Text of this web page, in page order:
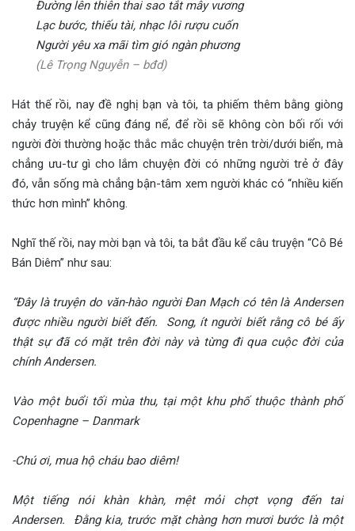
Đường lên thiên thai sao tắt mây vương
Lạc bước, thiếu tài, nhạc lôi rượu cuốn
Người yêu xa mãi tìm gió ngàn phương
(Lê Trọng Nguyễn – bđd)
Hát thế rồi, nay đề nghị bạn và tôi, ta phiếm thêm bằng giòng
chảy truyện kể cũng đáng nể, để rồi sẽ không còn bối rối với
người đời thường hoặc thắc mắc chuyện trên trời/dưới biển, mà
chẳng ưu-tư gì cho lắm chuyện đời có những người trẻ ở đây
đó, vẫn sống mà chẳng bận-tâm xem người khác có “nhiều kiến
thức hơn mình” không.
Nghĩ thế rồi, nay mời bạn và tôi, ta bắt đầu kể câu truyện “Cô Bé
Bán Diêm” như sau:
“Đây là truyện do văn-hào người Đan Mạch có tên là Andersen
được nhiều người biết đến. Song, ít người biết rằng cô bé ấy
thật sự đã có mặt trên đời này và từng đi qua cuộc đời của
chính Andersen.
Vào một buổi tối mùa thu, tại một khu phố thuộc thành phố
Copenhagne – Danmark
-Chú ơi, mua hộ cháu bao diêm!
Một tiếng nói khàn khàn, mệt mỏi chợt vọng đến tai
Andersen. Đằng kia, trước mặt chàng hơn mươi bước là một